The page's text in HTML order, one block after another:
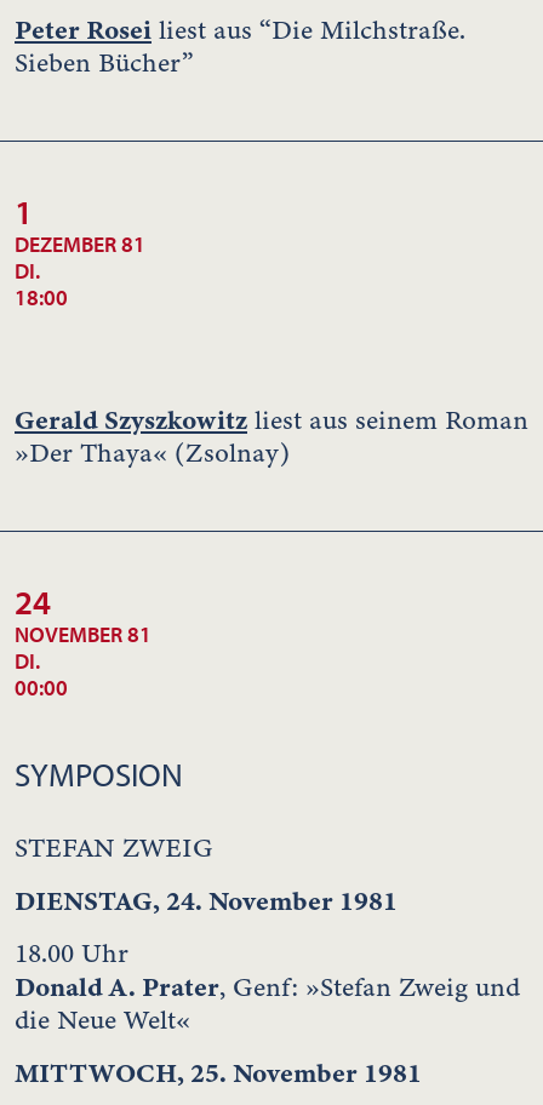
Peter Rosei liest aus “Die Milchstraße.
Sieben Bücher”
1
DEZEMBER 81
DI.
18:00
Gerald Szyszkowitz liest aus seinem Roman
»Der Thaya« (Zsolnay)
24
NOVEMBER 81
DI.
00:00
SYMPOSION
STEFAN ZWEIG
DIENSTAG, 24. November 1981
18.00 Uhr
Donald A. Prater, Genf: »Stefan Zweig und
die Neue Welt«
MITTWOCH, 25. November 1981